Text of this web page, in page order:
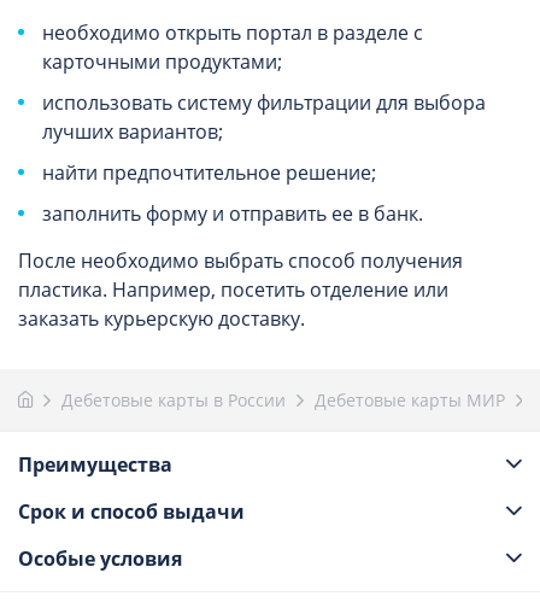
необходимо открыть портал в разделе с
карточными продуктами;
использовать систему фильтрации для выбора
лучших вариантов;
найти предпочтительное решение;
заполнить форму и отправить ее в банк.
После необходимо выбрать способ получения
пластика. Например, посетить отделение или
заказать курьерскую доставку.
Дебетовые карты в России Дебетовые карты МИР
Преимущества
Срок и способ выдачи
Особые условия